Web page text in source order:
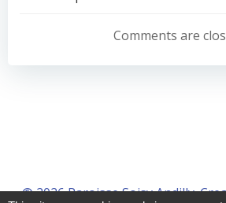
l’article
de
Comments are
© 2026 Paroisse Soisy Andilly.